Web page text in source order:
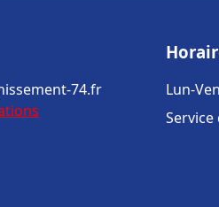
74.fr
Lun-